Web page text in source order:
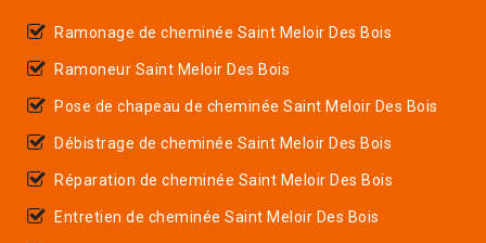
Ramonage de cheminée Saint Meloir Des Bois
Ramoneur Saint Meloir Des Bois
Pose de chapeau de cheminée Saint Meloir Des Bois
Débistrage de cheminée Saint Meloir Des Bois
Réparation de cheminée Saint Meloir Des Bois
Entretien de cheminée Saint Meloir Des Bois